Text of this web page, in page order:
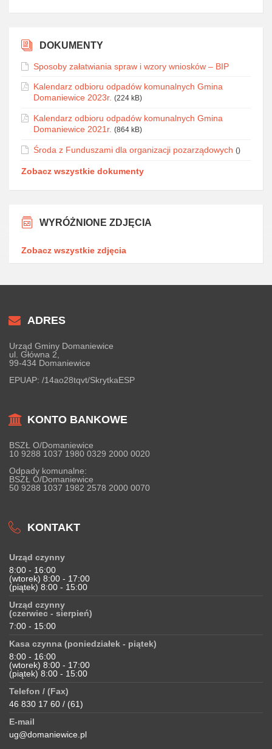
DOKUMENTY
Sposoby załatwiania spraw i wzory wniosków – BIP
Kalendarz odbioru odpadów komunalnych Gmina
Domaniewice 2023r. (224 kB)
Kalendarz odbioru odpadów komunalnych Gmina
Domaniewice 2021r. (864 kB)
Środa z Funduszami dla organizacji pozarządowych ()
Zobacz wszystkie dokumenty
WYRÓŻNIONE ZDJĘCIA
Zobacz wszystkie zdjęcia
ADRES
Urząd Gminy Domaniewice
ul. Główna 2,
99-434 Domaniewice
EPUAP: /14ao28tqvt/SkrytkaESP
KONTO BANKOWE
BSZŁ O/Domaniewice
10 9288 1037 1980 0329 2000 0020
Odpady komunalne:
BSZŁ O/Domaniewice
50 9288 1037 1982 2578 2000 0070
KONTAKT
Urząd czynny
8:00 - 16:00
(wtorek) 8:00 - 17:00
(piątek) 8:00 - 15:00
Urząd czynny
(czerwiec - sierpień)
7:00 - 15:00
Kasa czynna (poniedziałek - piątek)
8:00 - 16:00
(wtorek) 8:00 - 17:00
(piątek) 8:00 - 15:00
Telefon / (Fax)
46 830 17 60 / (61)
E-mail
ug@domaniewice.pl